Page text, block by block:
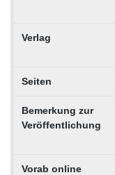
Verlag
Seiten
Bemerkung zur
Veröffentlichung
Vorab online